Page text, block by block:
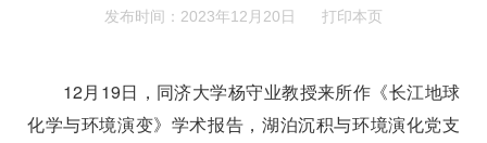
发布时间：2023年12月20日 打印本页
12月 19日，同济大学杨守业教授来所作《长江地球
化学与环境演变》学术报告，湖泊沉积与环境演化党支